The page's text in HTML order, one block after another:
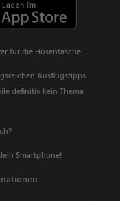
für die Hosentasche.
Ausflugstipps
definitiv kein Thema
Smartphone!